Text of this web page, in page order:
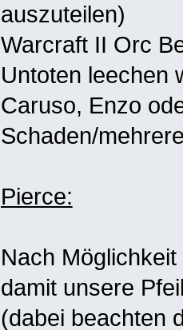
auszuteilen)
Warcraft II Orc
Untoten leechen
Caruso, Enzo
Schaden/
Pierce:
Nach
damit unsere
(dabei beachten